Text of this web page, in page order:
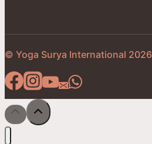
© Yoga Surya International 2026